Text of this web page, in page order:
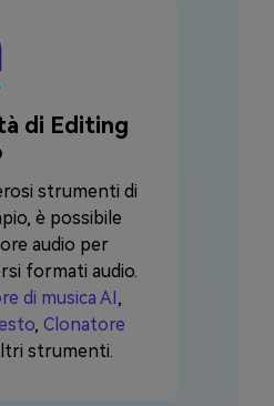
di Editing
strumenti di
è possibile
audio per
formati audio.
di musica AI,
, Clonatore
strumenti.